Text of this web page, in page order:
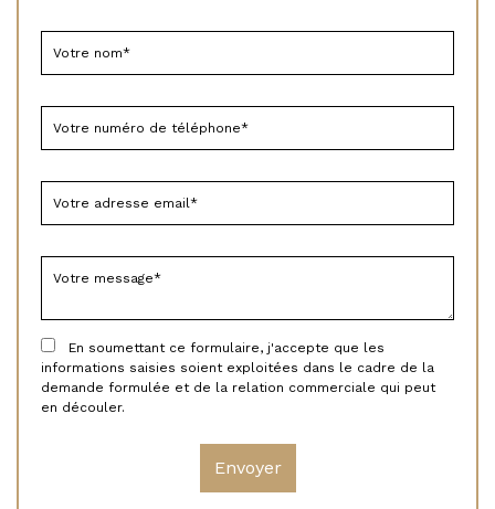
En soumettant ce formulaire, j'accepte que les
informations saisies soient exploitées dans le cadre de la
demande formulée et de la relation commerciale qui peut
en découler.